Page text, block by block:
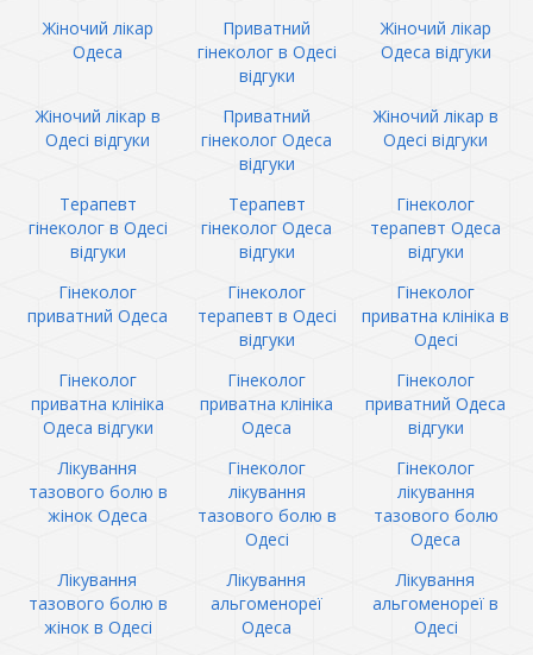
Жіночий лікар
Одеса
Приватний
гінеколог в Одесі
відгуки
Жіночий лікар
Одеса відгуки
Жіночий лікар в
Одесі відгуки
Приватний
гінеколог Одеса
відгуки
Жіночий лікар в
Одесі відгуки
Терапевт
гінеколог в Одесі
відгуки
Терапевт
гінеколог Одеса
відгуки
Гінеколог
терапевт Одеса
відгуки
Гінеколог
приватний Одеса
Гінеколог
терапевт в Одесі
відгуки
Гінеколог
приватна клініка в
Одесі
Гінеколог
приватна клініка
Одеса відгуки
Гінеколог
приватна клініка
Одеса
Гінеколог
приватний Одеса
відгуки
Лікування
тазового болю в
жінок Одеса
Гінеколог
лікування
тазового болю в
Одесі
Гінеколог
лікування
тазового болю
Одеса
Лікування
тазового болю в
жінок в Одесі
Лікування
альгоменореї
Одеса
Лікування
альгоменореї в
Одесі